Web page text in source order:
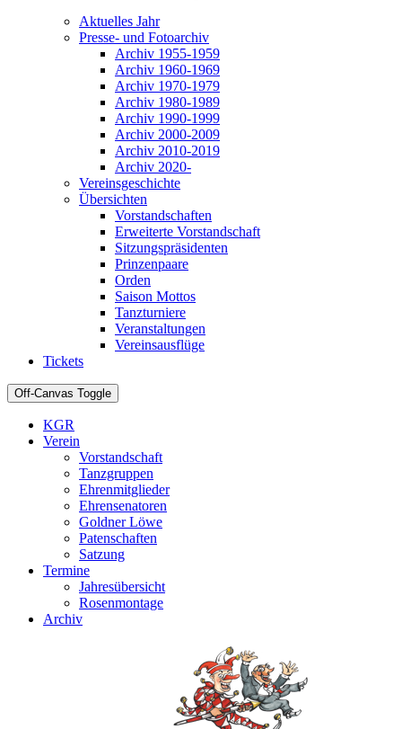
Aktuelles Jahr
Presse- und Fotoarchiv
Archiv 1955-1959
Archiv 1960-1969
Archiv 1970-1979
Archiv 1980-1989
Archiv 1990-1999
Archiv 2000-2009
Archiv 2010-2019
Archiv 2020-
Vereinsgeschichte
Übersichten
Vorstandschaften
Erweiterte Vorstandschaft
Sitzungspräsidenten
Prinzenpaare
Orden
Saison Mottos
Tanzturniere
Veranstaltungen
Vereinsausflüge
Tickets
Off-Canvas Toggle
KGR
Verein
Vorstandschaft
Tanzgruppen
Ehrenmitglieder
Ehrensenatoren
Goldner Löwe
Patenschaften
Satzung
Termine
Jahresübersicht
Rosenmontage
Archiv